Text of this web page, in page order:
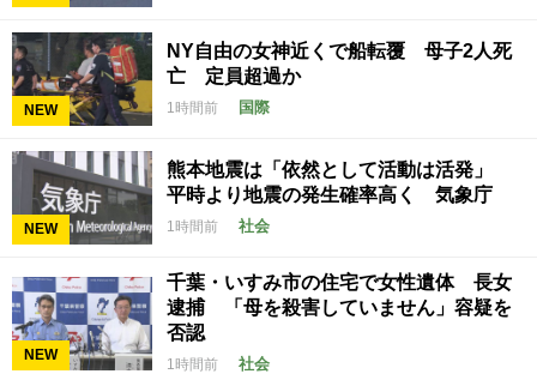
NEW
NY自由の女神近くで船転覆 母子2人死
亡 定員超過か
1時間前 国際
NEW
熊本地震は「依然として活動は活発」
平時より地震の発生確率高く 気象庁
1時間前 社会
NEW
千葉・いすみ市の住宅で女性遺体 長女
逮捕 「母を殺害していません」容疑を
否認
1時間前 社会